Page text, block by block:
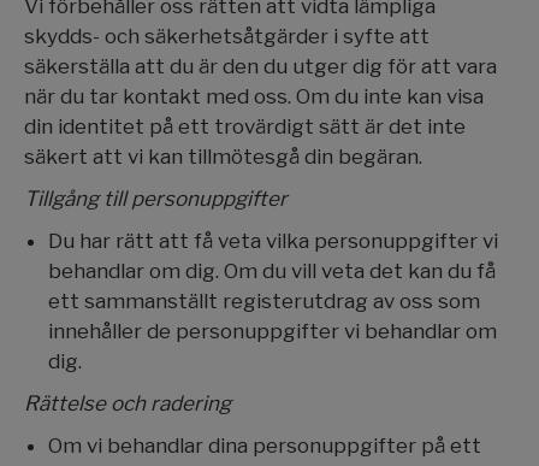
Vi förbehåller oss rätten att vidta lämpliga
skydds- och säkerhetsåtgärder i syfte att
säkerställa att du är den du utger dig för att vara
när du tar kontakt med oss. Om du inte kan visa
din identitet på ett trovärdigt sätt är det inte
säkert att vi kan tillmötesgå din begäran.
Tillgång till personuppgifter
Du har rätt att få veta vilka personuppgifter vi
behandlar om dig. Om du vill veta det kan du få
ett sammanställt registerutdrag av oss som
innehåller de personuppgifter vi behandlar om
dig.
Rättelse och radering
Om vi behandlar dina personuppgifter på ett